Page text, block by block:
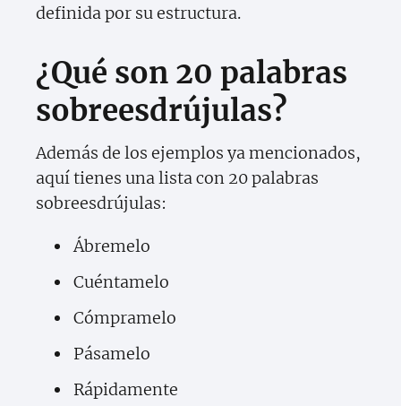
definida por su estructura.
¿Qué son 20 palabras
sobreesdrújulas?
Además de los ejemplos ya mencionados,
aquí tienes una lista con 20 palabras
sobreesdrújulas:
Ábremelo
Cuéntamelo
Cómpramelo
Pásamelo
Rápidamente